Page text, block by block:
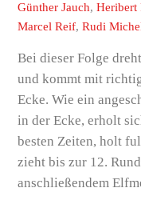
Günther Jauch,Heribert
Marcel Reif,Rudi
Bei dieser Folge
und kommt mit
Ecke. Wie ein
in der Ecke, erholt
besten Zeiten, holt
zieht bis zur 12.
anschließendem